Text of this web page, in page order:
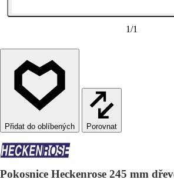
1/1
Porovnat
Pokosnice Heckenrose 245 mm